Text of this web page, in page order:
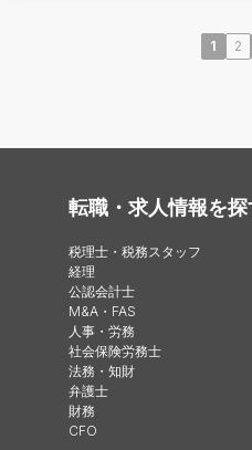
1 2
転職・求人情報を探
税理士・税務スタッフ
経理
公認会計士
M&A・FAS
人事・労務
社会保険労務士
法務・知財
弁護士
財務
CFO